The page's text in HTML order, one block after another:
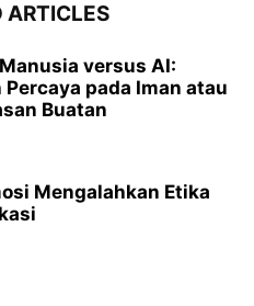
ARTICLES
versus AI:
pada Iman atau
Buatan
Mengalahkan Etika